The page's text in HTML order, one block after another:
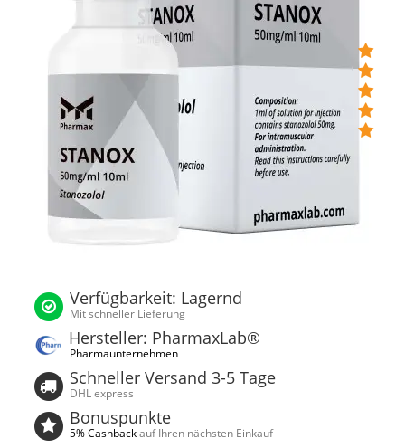
Verfügbarkeit: Lagernd
Mit schneller Lieferung
Hersteller: PharmaxLab®
Pharmaunternehmen
Schneller Versand 3-5 Tage
DHL express
Bonuspunkte
5% Cashbackauf Ihren nächsten Einkauf